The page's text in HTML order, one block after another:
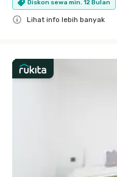
Diskon sewa min. 12 Bulan
Lihat info lebih banyak